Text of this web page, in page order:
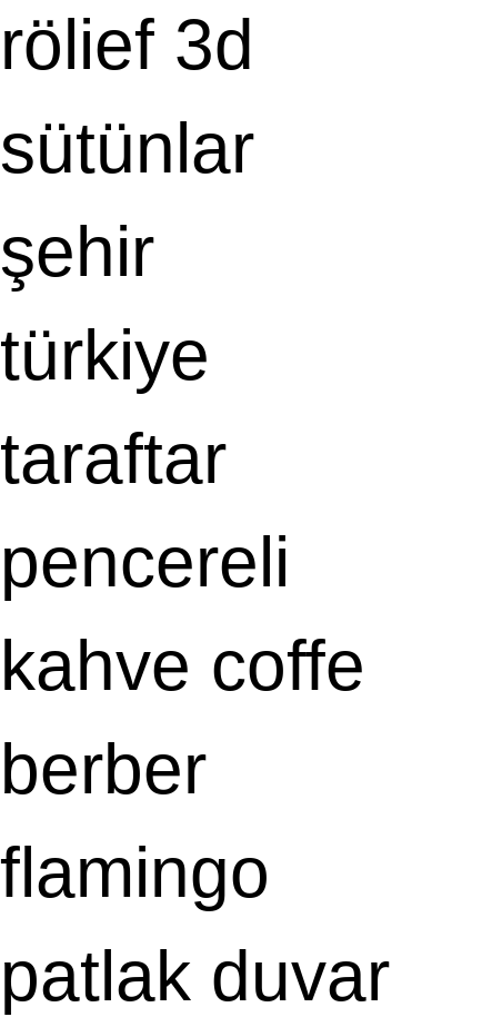
rölief 3d
sütünlar
şehir
türkiye
taraftar
pencereli
kahve coffe
berber
flamingo
patlak duvar